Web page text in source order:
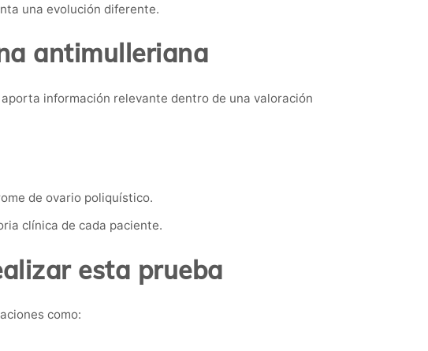
una evolución diferente.
antimulleriana
información relevante dentro de una valoración
de ovario poliquístico.
clínica de cada paciente.
esta prueba
como: